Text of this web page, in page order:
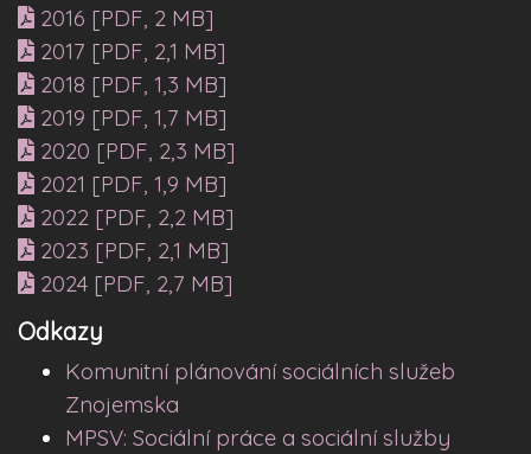
2016 [PDF, 2 MB]
2017 [PDF, 2,1 MB]
2018 [PDF, 1,3 MB]
2019 [PDF, 1,7 MB]
2020 [PDF, 2,3 MB]
2021 [PDF, 1,9 MB]
2022 [PDF, 2,2 MB]
2023 [PDF, 2,1 MB]
2024 [PDF, 2,7 MB]
Odkazy
Komunitní plánování sociálních služeb
Znojemska
MPSV: Sociální práce a sociální služby